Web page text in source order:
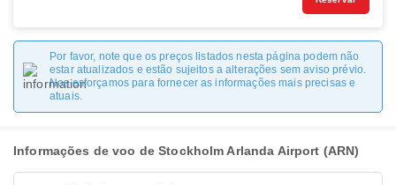
Por favor, note que os preços listados nesta página podem não
estar atualizados e estão sujeitos a alterações sem aviso prévio.
Nos esforçamos para fornecer as informações mais precisas e
atuais.
Informações de voo de Stockholm Arlanda Airport (ARN)